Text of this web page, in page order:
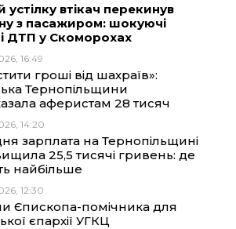
устілку втікач перекинув
з пасажиром: шокуючі
ДТП у Скоморохах
16:49
гроші від шахраїв»:
Тернопільщини
аферистам 28 тисяч
14:20
зарплата на Тернопільщині
25,5 тисячі гривень: де
найбільше
12:30
Єпископа-помічника для
єпархії УГКЦ